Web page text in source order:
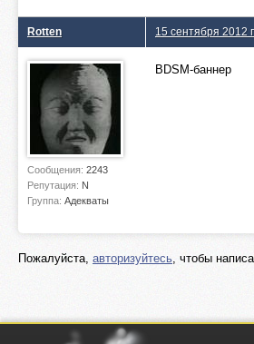
Rotten
Сообщения: 2243
Репутация: N
Группа: Адекваты
15 сентября 2012
BDSM-баннер
Пожалуйста, авторизуйтесь, чтобы